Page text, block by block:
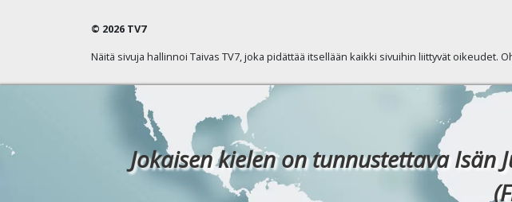
© 2026 TV7
Näitä sivuja hallinnoi Taivas TV7, joka pidättää itsellään kaikki sivuihin liittyvät
Jokaisen kielen on tunnustettava Isän